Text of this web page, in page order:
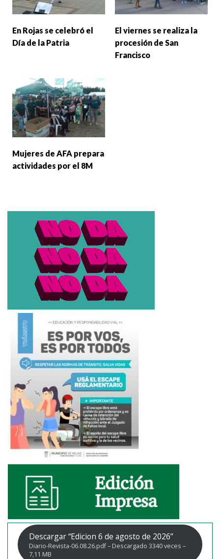
En Rojas se celebró el
Día de la Patria
El viernes se realiza la
procesión de San
Francisco
Mujeres de AFA prepara
actividades por el 8M
Descargar “Edicion 6 de agosto de 2026”
Diario-Revista-06.08.26.pdf – Descargado 3340 veces –
7,11 MB